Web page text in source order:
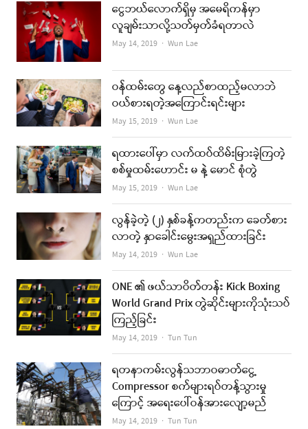
ငွေဘယ်လောက်ရှိမှ အမေရိကန်မှာ
လူချမ်းသာလို့သတ်မှတ်ခံရတာလဲ
May 14, 2019 Author
Wun Lae
ဝန်ထမ်းတွေ နေ့လည်စာထည့်မလာဘဲ
ဝယ်စားရတဲ့အကြောင်းရင်းများ
May 15, 2019 Author
Wun Lae
ရထားပေါ်မှာ လက်ထပ်ထိမ်းမြားခဲ့ကြတဲ့
စစ်မှုထမ်းဟောင်း မ နဲ့ မောင် စုံတွဲ
May 15, 2019 Author
Wun Lae
လွန်ခဲ့တဲ့ (၂) နှစ်ခန့်ကတည်းက ခေတ်စား
လာတဲ့ နှာခေါင်းမွေးအရှည်ထားခြင်း
May 14, 2019 Author
Wun Lae
ONE ၏ ဖယ်သာဝိတ်တန်း Kick Boxing
World Grand Prix တွဲဆိုင်းများကိုသုံးသပ်
ကြည့်ခြင်း
May 14, 2019 Author
Tun Tun
ရတနာကမ်းလွန်သဘာဝဓာတ်ငွေ့
Compressor စက်များရပ်တန့်သွားမှု
ကြောင့် အရေးပေါ်ဝန်အားလျော့မည်
May 14, 2019 Author
Tun Tun